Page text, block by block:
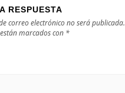
RESPUESTA
correo electrónico no será publicada.
marcados con *